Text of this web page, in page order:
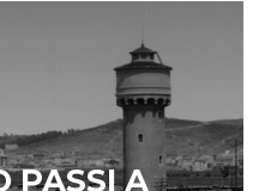
PASSI A